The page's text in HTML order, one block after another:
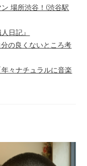
場所渋谷！(渋谷駅
日記』
の良くないところ考
々ナチュラルに音楽